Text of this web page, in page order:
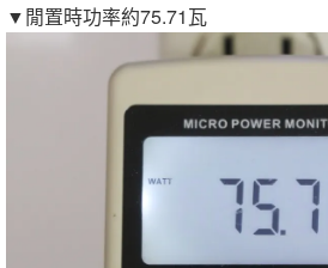
▼閒置時功率約75.71瓦